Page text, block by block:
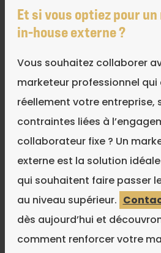
Et si vous optiez pour
in-house externe ?
Vous souhaitez collaborer
marketeur professionnel
réellement votre entreprise,
contraintes liées à
collaborateur fixe ? Un
externe est la solution idéale
qui souhaitent faire passer
au niveau supérieur.
dès aujourd’hui et
comment renforcer votre